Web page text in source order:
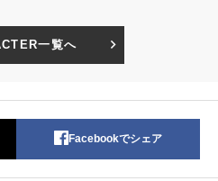
一覧へ
Facebookでシェア